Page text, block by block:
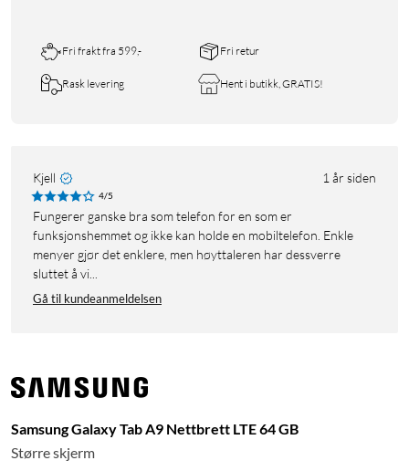
Fri frakt fra 599,- Fri retur
Rask levering Hent i butikk, GRATIS!
Kjell 1 år siden
4/5
Fungerer ganske bra som telefon for en som er
funksjonshemmet og ikke kan holde en mobiltelefon. Enkle
menyer gjør det enklere, men høyttaleren har dessverre
sluttet å vi...
Gå til kundeanmeldelsen
Samsung Galaxy Tab A9 Nettbrett LTE 64 GB
Større skjerm